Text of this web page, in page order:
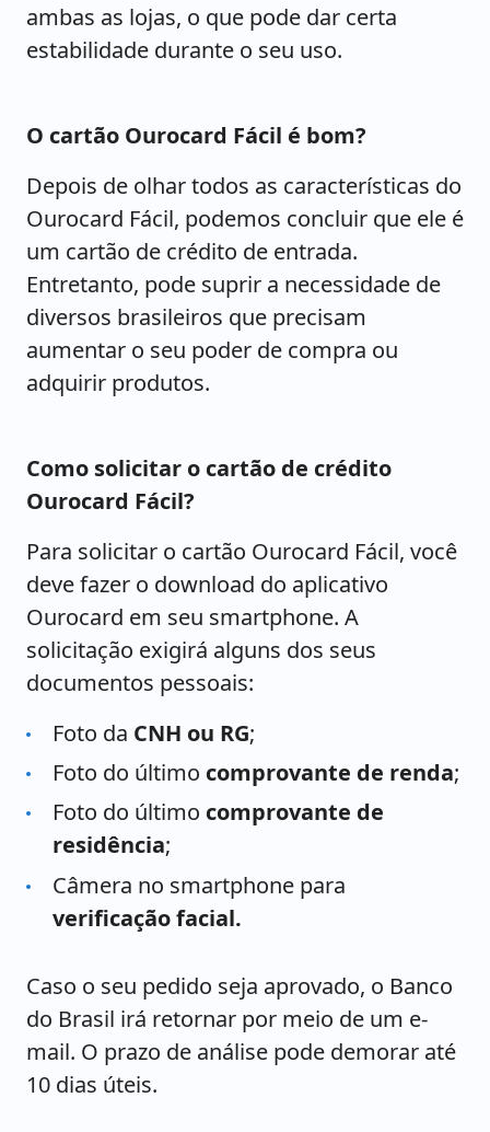
ambas as lojas, o que pode dar certa
estabilidade durante o seu uso.
O cartão Ourocard Fácil é bom?
Depois de olhar todos as características do
Ourocard Fácil, podemos concluir que ele é
um cartão de crédito de entrada.
Entretanto, pode suprir a necessidade de
diversos brasileiros que precisam
aumentar o seu poder de compra ou
adquirir produtos.
Como solicitar o cartão de crédito
Ourocard Fácil?
Para solicitar o cartão Ourocard Fácil, você
deve fazer o download do aplicativo
Ourocard em seu smartphone. A
solicitação exigirá alguns dos seus
documentos pessoais:
Foto da CNH ou RG;
Foto do último comprovante de renda;
Foto do último comprovante de
residência;
Câmera no smartphone para
verificação facial.
Caso o seu pedido seja aprovado, o Banco
do Brasil irá retornar por meio de um e-
mail. O prazo de análise pode demorar até
10 dias úteis.